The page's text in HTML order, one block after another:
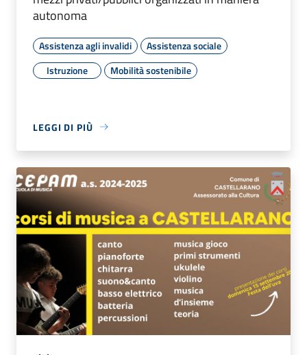
autonoma
Assistenza agli invalidi
Assistenza sociale
Istruzione
Mobilità sostenibile
LEGGI DI PIÙ